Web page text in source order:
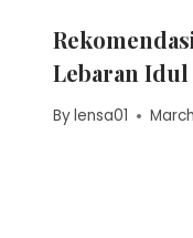
Lebaran Idul
Bylensa01